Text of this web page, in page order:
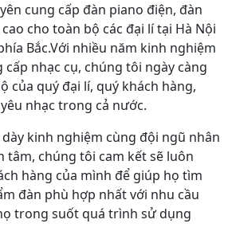
cung cấp đàn piano điện, đàn
cho toàn bộ các đại lí tại Hà Nội
Bắc.Với nhiều năm kinh nghiệm
nhạc cụ, chúng tôi ngày càng
của quý đại lí, quý khách hàng,
nhạc trong cả nước.
kinh nghiệm cùng đội ngũ nhân
tâm, chúng tôi cam kết sẽ luôn
hàng của mình để giúp họ tìm
đàn phù hợp nhất với nhu cầu
trong suốt quá trình sử dụng